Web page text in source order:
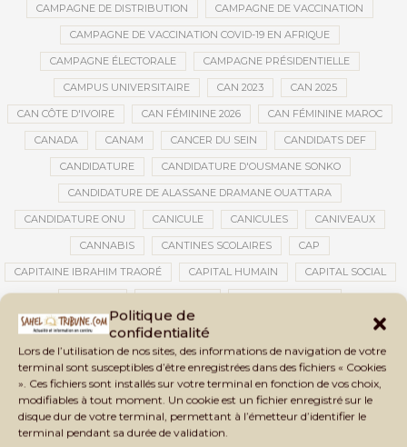
Politique de
confidentialité
Lors de l’utilisation de nos sites, des informations de navigation de votre
terminal sont susceptibles d’être enregistrées dans des fichiers « Cookies
». Ces fichiers sont installés sur votre terminal en fonction de vos choix,
modifiables à tout moment. Un cookie est un fichier enregistré sur le
disque dur de votre terminal, permettant à l’émetteur d’identifier le
terminal pendant sa durée de validation.
CAMPAGNE DE DISTRIBUTION CAMPAGNE DE VACCINATION
CAMPAGNE DE VACCINATION COVID-19 EN AFRIQUE
CAMPAGNE ÉLECTORALE CAMPAGNE PRÉSIDENTIELLE
CAMPUS UNIVERSITAIRE CAN 2023 CAN 2025
CAN CÔTE D'IVOIRE CAN FÉMININE 2026 CAN FÉMININE MAROC
CANADA CANAM CANCER DU SEIN CANDIDATS DEF
CANDIDATURE CANDIDATURE D'OUSMANE SONKO
CANDIDATURE DE ALASSANE DRAMANE OUATTARA
CANDIDATURE ONU CANICULE CANICULES CANIVEAUX
CANNABIS CANTINES SCOLAIRES CAP
CAPITAINE IBRAHIM TRAORÉ CAPITAL HUMAIN CAPITAL SOCIAL
CARTE D’IDENTITÉ BIOMÉTRIQUE CARTE NINA CARTONS ROUGES
CASABLANCA CATASTROPHE CATASTROPHE NATURELLE
CATASTROPHES CLIMATIQUES CATASTROPHES NATURELLES
CAUTION 10 000 DOLLARS CAUTION DE VISA CDAT CECOGEC
CEDEAO CÉDÉAO CEI CÉLÉBRATION NATIONALE